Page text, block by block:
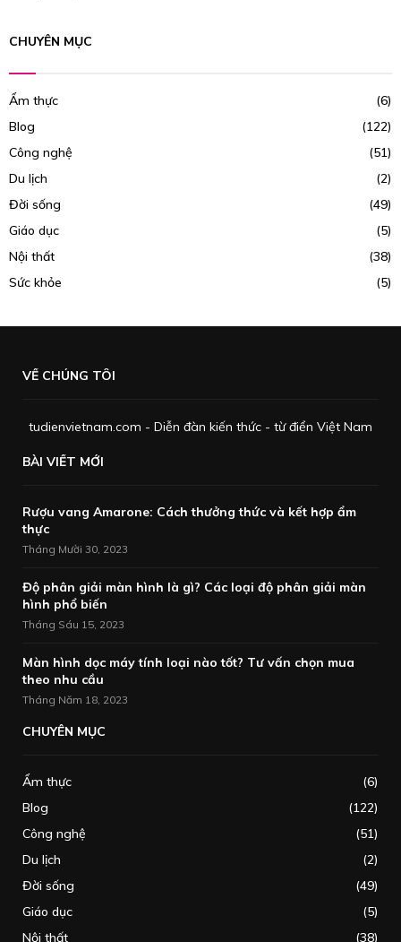
CHUYÊN MỤC
Ẩm thực
(6)
Blog
(122)
Công nghệ
(51)
Du lịch
(2)
Đời sống
(49)
Giáo dục
(5)
Nội thất
(38)
Sức khỏe
(5)
VỀ CHÚNG TÔI
tudienvietnam.com - Diễn đàn kiến thức - từ điển Việt Nam
BÀI VIẾT MỚI
Rượu vang Amarone: Cách thưởng thức và kết hợp ẩm
thực
Tháng Mười 30, 2023
Độ phân giải màn hình là gì? Các loại độ phân giải màn
hình phổ biến
Tháng Sáu 15, 2023
Màn hình dọc máy tính loại nào tốt? Tư vấn chọn mua
theo nhu cầu
Tháng Năm 18, 2023
CHUYÊN MỤC
Ẩm thực
(6)
Blog
(122)
Công nghệ
(51)
Du lịch
(2)
Đời sống
(49)
Giáo dục
(5)
Nội thất
(38)